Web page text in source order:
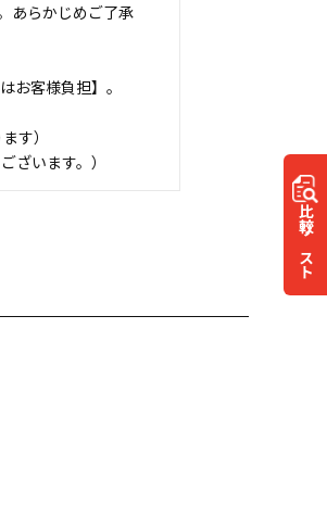
比較
リスト
あらかじめご了承
お客様負担】。
す）
います。）